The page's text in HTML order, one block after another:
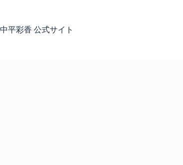
テ
ン
中平彩香 公式サイト